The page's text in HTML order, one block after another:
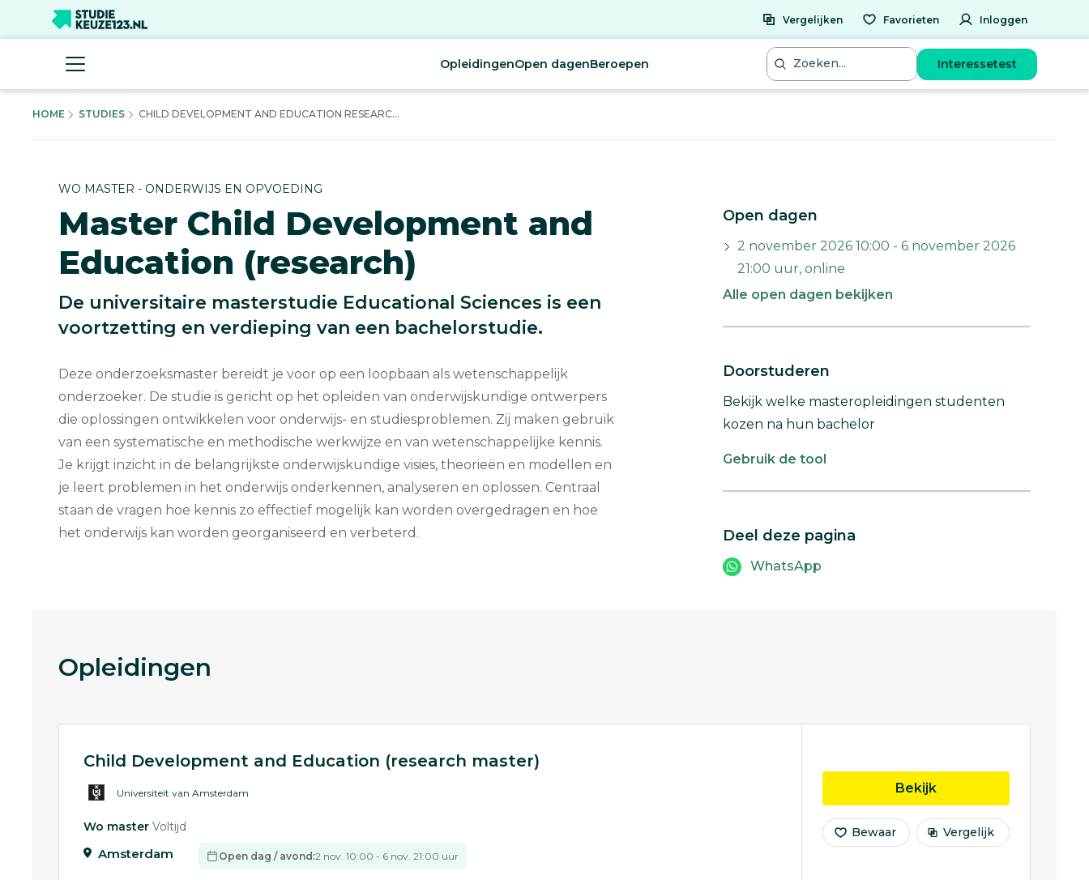
Vergelijken Favorieten Inloggen
OpleidingenOpen dagenBeroepen Interessetest
HOME STUDIES CHILD DEVELOPMENT AND EDUCATION RESEARC...
WO MASTER - ONDERWIJS EN OPVOEDING
Master Child Development and
Education (research)
De universitaire masterstudie Educational Sciences is een
voortzetting en verdieping van een bachelorstudie.
Deze onderzoeksmaster bereidt je voor op een loopbaan als wetenschappelijk
onderzoeker. De studie is gericht op het opleiden van onderwijskundige ontwerpers
die oplossingen ontwikkelen voor onderwijs- en studiesproblemen. Zij maken gebruik
van een systematische en methodische werkwijze en van wetenschappelijke kennis.
Je krijgt inzicht in de belangrijkste onderwijskundige visies, theorieën en modellen en
je leert problemen in het onderwijs onderkennen, analyseren en oplossen. Centraal
staan de vragen hoe kennis zo effectief mogelijk kan worden overgedragen en hoe
het onderwijs kan worden georganiseerd en verbeterd.
Open dagen
2 november 2026 10:00 - 6 november 2026
21:00 uur, online
Alle open dagen bekijken
Doorstuderen
Bekijk welke masteropleidingen studenten
kozen na hun bachelor
Gebruik de tool
Deel deze pagina
WhatsApp
Opleidingen
Child Development and Education (research master)
Universiteit van Amsterdam
Wo master Voltijd
Amsterdam Open dag / avond:2 nov. 10:00 - 6 nov. 21:00 uur
Bekijkopleiding Child
Bewaar Vergelijk